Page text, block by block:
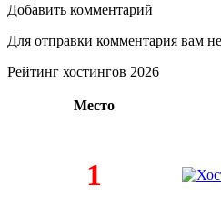
Добавить комментарий
Для отправки комментария вам
Рейтинг хостингов 2026
Место
1